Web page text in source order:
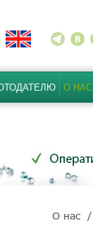
О НАС
О нас